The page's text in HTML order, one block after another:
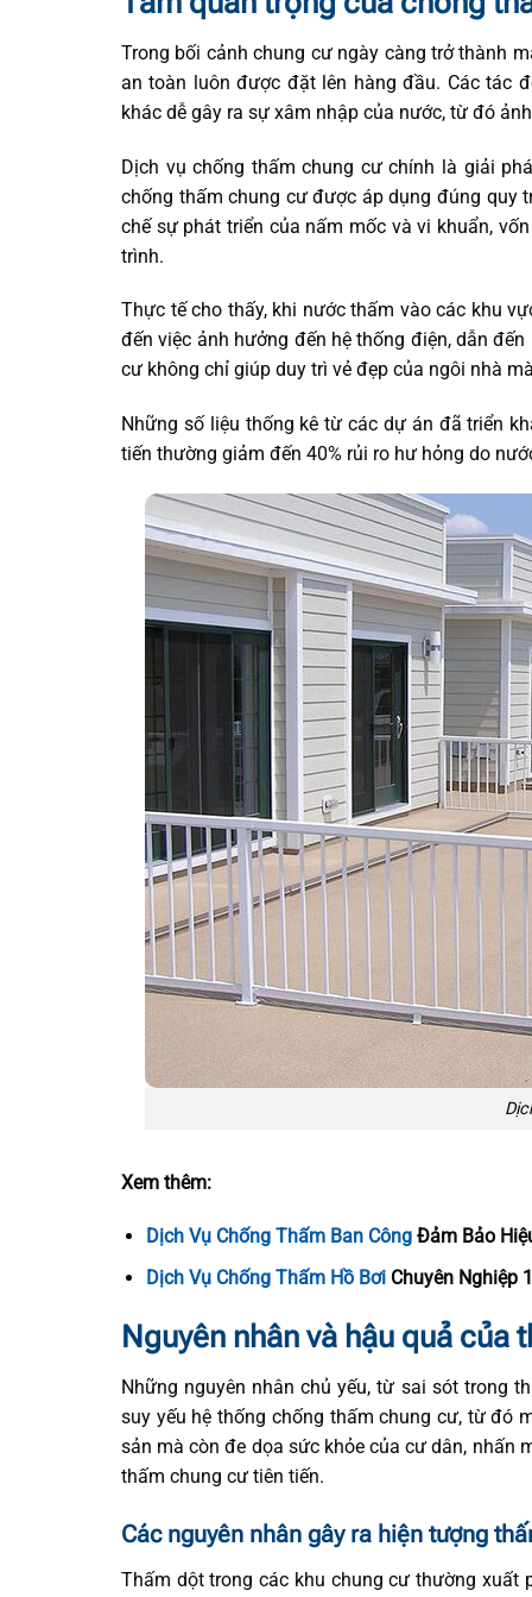
Trong bối cảnh chung cư ngày càng trở thành
an toàn luôn được đặt lên hàng đầu. Các tác
khác dễ gây ra sự xâm nhập của nước, từ đó
Dịch vụ chống thấm chung cư chính là giải
chống thấm chung cư được áp dụng đúng quy
chế sự phát triển của nấm mốc và vi khuẩn,
trình.
Thực tế cho thấy, khi nước thấm vào các khu
đến việc ảnh hưởng đến hệ thống điện, dẫn
cư không chỉ giúp duy trì vẻ đẹp của ngôi nhà
Những số liệu thống kê từ các dự án đã triển
tiến thường giảm đến 40% rủi ro hư hỏng do
Xem thêm:
Dịch Vụ Chống Thấm Ban CôngĐảm Bảo
Dịch Vụ Chống Thấm Hồ BơiChuyên Nghiệp
Nguyên nhân và hậu quả của
Những nguyên nhân chủ yếu, từ sai sót trong
suy yếu hệ thống chống thấm chung cư, từ đó
sản mà còn đe dọa sức khỏe của cư dân, nhấn
thấm chung cư tiên tiến.
Các nguyên nhân gây ra hiện tượng
Thấm dột trong các khu chung cư thường